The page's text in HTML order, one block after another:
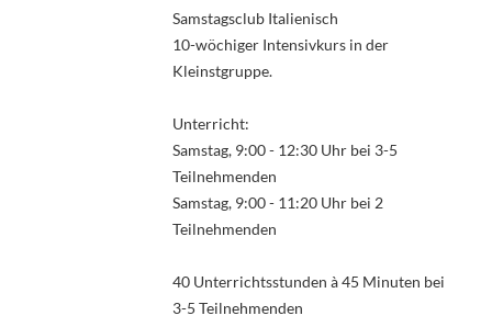
Samstagsclub Italienisch
10-wöchiger Intensivkurs in der
Kleinstgruppe.
Unterricht:
Samstag, 9:00 - 12:30 Uhr bei 3-5
Teilnehmenden
Samstag, 9:00 - 11:20 Uhr bei 2
Teilnehmenden
40 Unterrichtsstunden à 45 Minuten bei
3-5 Teilnehmenden